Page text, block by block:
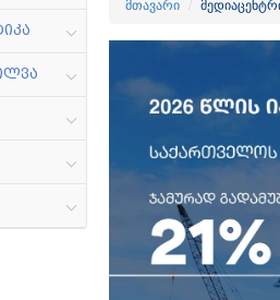
მთავარი